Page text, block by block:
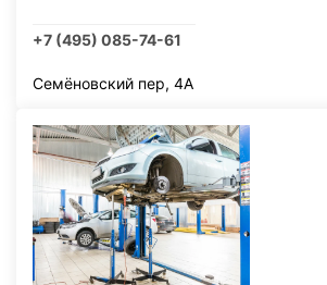
+7 (495) 085-74-61
Семёновский пер, 4А